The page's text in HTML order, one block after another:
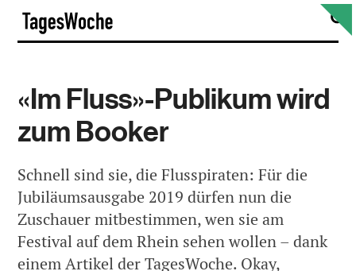
Skip
content
«Im Fluss»-Publikum wird
zum Booker
Schnell sind sie, die Flusspiraten: Für die
Jubiläumsausgabe 2019 dürfen nun die
Zuschauer mitbestimmen, wen sie am
Festival auf dem Rhein sehen wollen – dank
einem Artikel der TagesWoche. Okay,